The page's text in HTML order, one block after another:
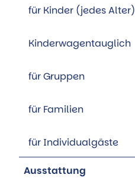
für Kinder (jedes Alter)
Kinderwagentauglich
für Gruppen
für Familien
für Individualgäste
Ausstattung